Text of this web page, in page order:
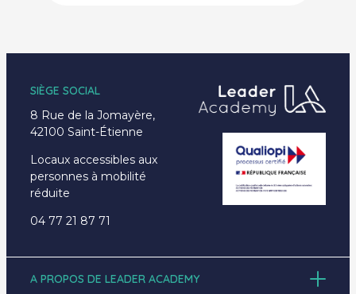
SIÈGE SOCIAL
8 Rue de la Jomayère,
42100 Saint-Étienne
Locaux accessibles aux
personnes à mobilité
réduite
04 77 21 87 71
A PROPOS DE LEADER ACADEMY